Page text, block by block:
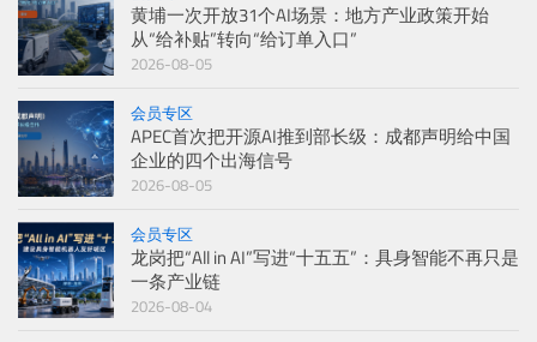
黄埔一次开放31个AI场景：地方产业政策开始
从“给补贴”转向“给订单入口”
2026-08-05
会员专区
APEC首次把开源AI推到部长级：成都声明给中国
企业的四个出海信号
2026-08-05
会员专区
龙岗把“All in AI”写进“十五五”：具身智能不再只是
一条产业链
2026-08-04